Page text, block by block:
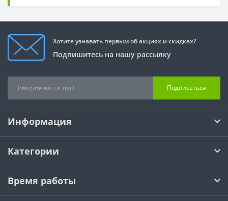
Хотите узнавать первым об акциях и скидках?
Подпишитесь на нашу рассылку
Подписаться
Информация
Категории
Время работы